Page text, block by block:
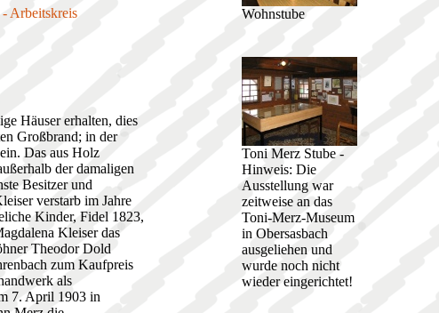
Arbeitskreis
Häuser erhalten, dies
Großbrand; in der
Das aus Holz
der damaligen
Besitzer und
verstarb im Jahre
Kinder, Fidel 1823,
Kleiser das
Theodor Dold
zum Kaufpreis
als
7. April 1903 in
Wohnstube
Toni Merz Stube -
Hinweis: Die
Ausstellung war
zeitweise an das
Toni-Merz-Museum
in Obersasbach
ausgeliehen und
wurde noch nicht
wieder eingerichtet!